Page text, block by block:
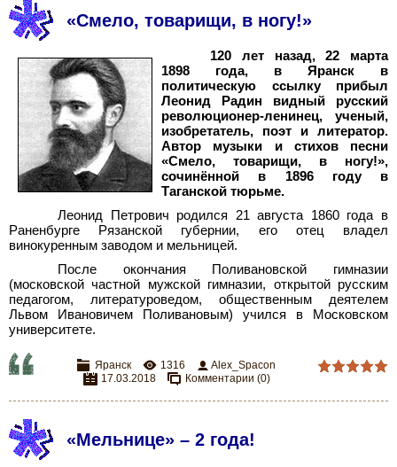
«Смело, товарищи, в ногу!»
120 лет назад, 22
марта
1898
года, в Яранск в
политическую ссылку прибыл
Леонид Радин видный русский
революционер-ленинец, ученый,
изобретатель, поэт и литератор.
Автор музыки и стихов песни
«Смело, товарищи, в ногу!»,
сочинённой в 1896 году в
Таганской тюрьме.
Леонид Петрович родился 21 августа 1860 года в
Раненбурге Рязанской губернии, его отец владел
винокуренным заводом и мельницей.
После окончания Поливановской гимназии
(московской частной мужской гимназии, открытой русским
педагогом, литературоведом, общественным деятелем
Львом Ивановичем Поливановым) учился в Московском
университете.
Яранск 1316
Alex_Spacon
17.03.2018
Комментарии (0)
«Мельнице» – 2 года!